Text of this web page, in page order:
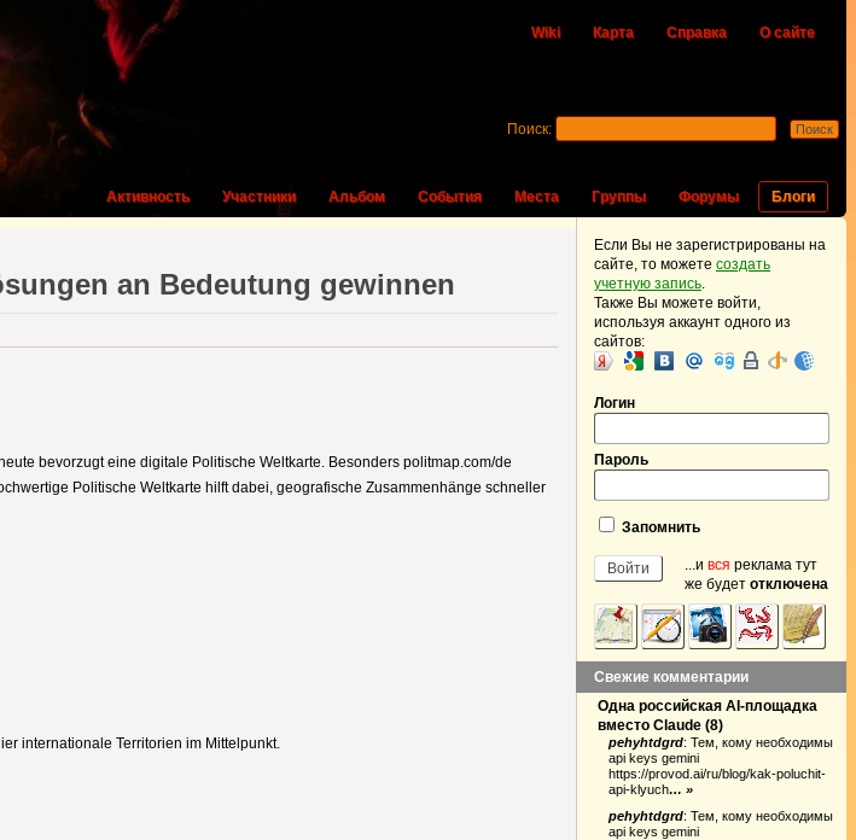
Wiki Карта Справка О сайте
Активность Участники Альбом События Места Группы Форумы Блоги
Поиск:
an Bedeutung gewinnen
bevorzugt eine digitale Politische Weltkarte. Besonders politmap.com/de
Politische Weltkarte hilft dabei, geografische Zusammenhänge schneller
internationale Territorien im Mittelpunkt.
Если Вы не зарегистрированы на
сайте, то можете создать
учетную запись.
Также Вы можете войти,
используя аккаунт одного из
сайтов:
Логин
Пароль
Запомнить
...и вся реклама тут
же будет отключена
Свежие комментарии
Одна российская AI-площадка
вместо Claude (8)
pehyhtdgrd: Тем, кому необходимы
api keys gemini
https://provod.ai/ru/blog/kak-poluchit-
api-klyuch… »
pehyhtdgrd: Тем, кому необходимы
api keys gemini